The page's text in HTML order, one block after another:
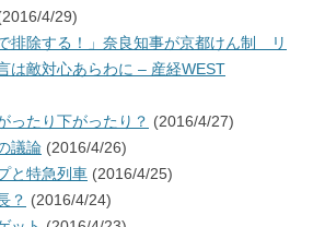
4/29)
排除する！」奈良知事が京都けん制 リ
は敵対心あらわに – 産経WEST
ったり下がったり？ (2016/4/27)
議論 (2016/4/26)
と特急列車 (2016/4/25)
？ (2016/4/24)